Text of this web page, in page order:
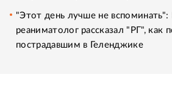
"Этот день лучше не вспоминать":
реаниматолог рассказал "РГ", как
пострадавшим в Геленджике